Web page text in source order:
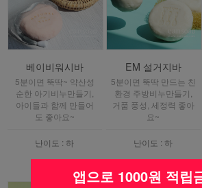
베이비워시바
5분이면 뚝딱~ 약산성
순한 아기비누만들기,
아이들과 함께 만들어
도 좋아요~
난이도 : 하
EM 설거지바
5분이면 뚝딱 만드는 친
환경 주방비누만들기,
거품 풍성, 세정력 좋아
요~
난이도 : 하
앱으로 1000원 적립